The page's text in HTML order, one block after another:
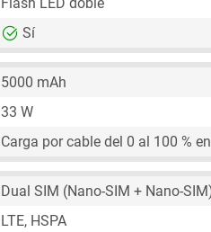
Sí
5000 mAh
33 W
Carga por cable del 0 al 100 %
Dual SIM (Nano-SIM + Nano-
LTE, HSPA